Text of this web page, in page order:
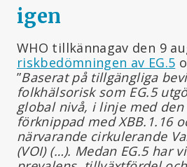
igen
WHO tillkännagav den 9
riskbedömningen av EG.5
”Baserat på tillgängliga
folkhälsorisk som EG.5
global nivå, i linje med
förknippad med XBB.1.16
närvarande cirkulerande
(VOI) (…). Medan EG.5 har